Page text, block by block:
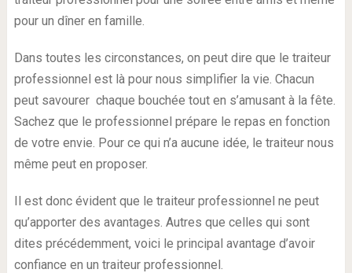
pour un dîner en famille.
Dans toutes les circonstances, on peut dire que le traiteur
professionnel est là pour nous simplifier la vie. Chacun
peut savourer chaque bouchée tout en s’amusant à la fête.
Sachez que le professionnel prépare le repas en fonction
de votre envie. Pour ce qui n’a aucune idée, le traiteur nous
même peut en proposer.
Il est donc évident que le traiteur professionnel ne peut
qu’apporter des avantages. Autres que celles qui sont
dites précédemment, voici le principal avantage d’avoir
confiance en un traiteur professionnel.